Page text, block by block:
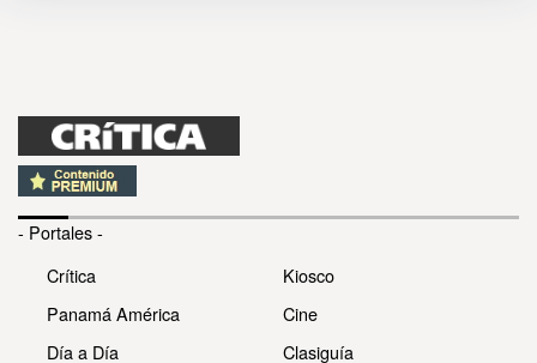
- Portales -
Crítica
Panamá América
Día a Día
Kiosco
Cine
Clasiguía